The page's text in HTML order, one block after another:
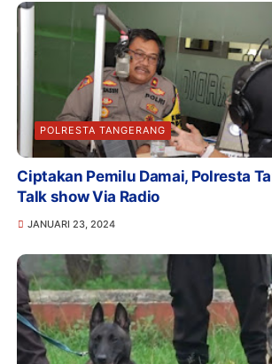
POLRESTA TANGERANG
Ciptakan Pemilu Damai, Polresta
Talk show Via Radio
JANUARI 23, 2024